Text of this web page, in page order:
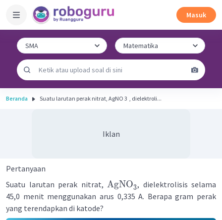
Masuk
Beranda Suatu larutan perak nitrat, AgNO 3 ​ , dielektroli...
Iklan
Pertanyaan
Suatu larutan perak nitrat, AgNO3, dielektrolisis selama
45,0 menit menggunakan arus 0,335 A. Berapa gram perak
yang terendapkan di katode?